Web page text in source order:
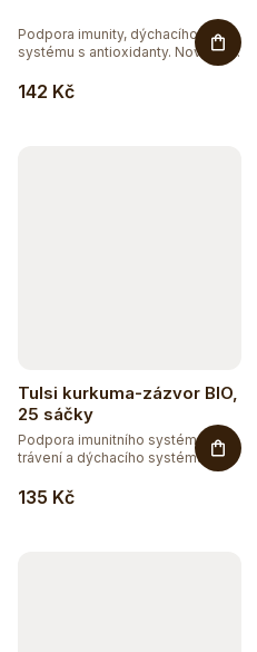
t
ů
d
u
142 Kč
Podpora imunity, dýchacího
systému s antioxidanty. Novinka
Tulsi kurkuma-zázvor BIO,
25 sáčky
135 Kč
Podpora imunitního systému,
trávení a dýchacího systému.